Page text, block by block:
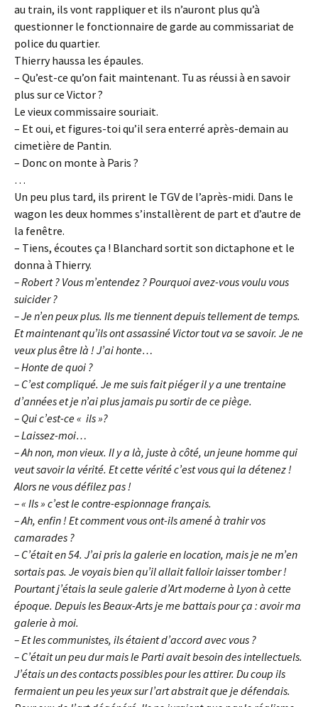
au train, ils vont rappliquer et ils n’auront plus qu’à
questionner le fonctionnaire de garde au commissariat de
police du quartier.
Thierry haussa les épaules.
– Qu’est-ce qu’on fait maintenant. Tu as réussi à en savoir
plus sur ce Victor ?
Le vieux commissaire souriait.
– Et oui, et figures-toi qu’il sera enterré après-demain au
cimetière de Pantin.
– Donc on monte à Paris ?
…
Un peu plus tard, ils prirent le TGV de l’après-midi. Dans le
wagon les deux hommes s’installèrent de part et d’autre de
la fenêtre.
– Tiens, écoutes ça ! Blanchard sortit son dictaphone et le
donna à Thierry.
– Robert ? Vous m’entendez ? Pourquoi avez-vous voulu vous
suicider ?
– Je n’en peux plus. Ils me tiennent depuis tellement de temps.
Et maintenant qu’ils ont assassiné Victor tout va se savoir. Je ne
veux plus être là ! J’ai honte…
– Honte de quoi ?
– C’est compliqué. Je me suis fait piéger il y a une trentaine
d’années et je n’ai plus jamais pu sortir de ce piège.
– Qui c’est-ce « ils »?
– Laissez-moi…
– Ah non, mon vieux. Il y a là, juste à côté, un jeune homme qui
veut savoir la vérité. Et cette vérité c’est vous qui la détenez !
Alors ne vous défilez pas !
– « Ils » c’est le contre-espionnage français.
– Ah, enfin ! Et comment vous ont-ils amené à trahir vos
camarades ?
– C’était en 54. J’ai pris la galerie en location, mais je ne m’en
sortais pas. Je voyais bien qu’il allait falloir laisser tomber !
Pourtant j’étais la seule galerie d’Art moderne à Lyon à cette
époque. Depuis les Beaux-Arts je me battais pour ça : avoir ma
galerie à moi.
– Et les communistes, ils étaient d’accord avec vous ?
– C’était un peu dur mais le Parti avait besoin des intellectuels.
J’étais un des contacts possibles pour les attirer. Du coup ils
fermaient un peu les yeux sur l’art abstrait que je défendais.